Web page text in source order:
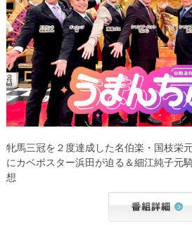
牝馬三冠を２度達成した名伯楽・国枝栄
にカベポスター浜田が迫る＆細江純子元
想